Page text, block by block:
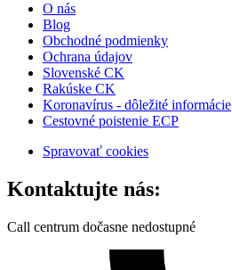
O nás
Blog
Obchodné podmienky
Ochrana údajov
Slovenské CK
Rakúske CK
Koronavírus - dôležité informácie
Cestovné poistenie ECP
Spravovať cookies
Kontaktujte nás:
Call centrum dočasne nedostupné